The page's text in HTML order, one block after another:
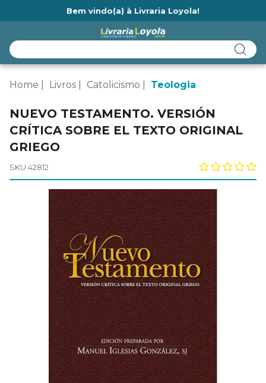
Bem vindo(a) à Livraria Loyola!
Home Livros Catolicismo Teologia
NUEVO TESTAMENTO. VERSIÓN
CRÍTICA SOBRE EL TEXTO ORIGINAL
GRIEGO
SKU 42812